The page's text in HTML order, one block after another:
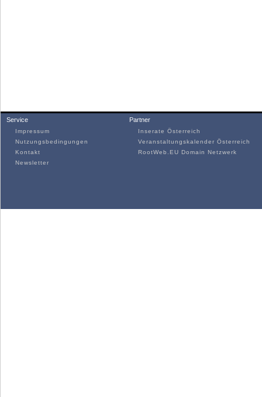
Service
Impressum
Nutzungsbedingungen
Kontakt
Newsletter
Partner
Inserate Österreich
Veranstaltungskalender Österreich
RootWeb.EU Domain Netzwerk